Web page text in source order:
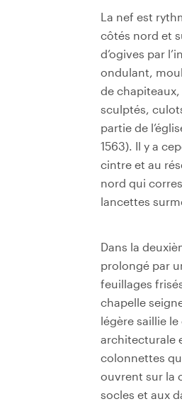
La nef est
côtés nord et
d’ogives par
ondulant,
de
sculptés,
partie de
1563). Il y a
cintre et au
nord qui
lancettes
Dans la
prolongé par
feuillages
chapelle
légère saillie
architecturale
colonnettes
ouvrent sur la
socles et aux